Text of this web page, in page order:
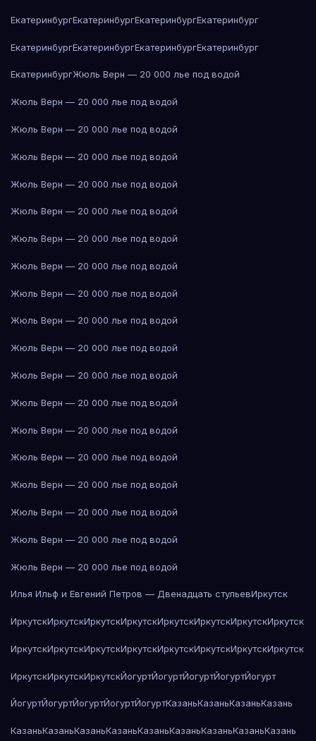
ЕкатеринбургЕкатеринбургЕкатеринбургЕкатеринбург
ЕкатеринбургЕкатеринбургЕкатеринбургЕкатеринбург
ЕкатеринбургЖюль Верн — 20 000 лье под водой
Жюль Верн — 20 000 лье под водой
Жюль Верн — 20 000 лье под водой
Жюль Верн — 20 000 лье под водой
Жюль Верн — 20 000 лье под водой
Жюль Верн — 20 000 лье под водой
Жюль Верн — 20 000 лье под водой
Жюль Верн — 20 000 лье под водой
Жюль Верн — 20 000 лье под водой
Жюль Верн — 20 000 лье под водой
Жюль Верн — 20 000 лье под водой
Жюль Верн — 20 000 лье под водой
Жюль Верн — 20 000 лье под водой
Жюль Верн — 20 000 лье под водой
Жюль Верн — 20 000 лье под водой
Жюль Верн — 20 000 лье под водой
Жюль Верн — 20 000 лье под водой
Жюль Верн — 20 000 лье под водой
Жюль Верн — 20 000 лье под водой
Илья Ильф и Евгений Петров — Двенадцать стульевИркутск
ИркутскИркутскИркутскИркутскИркутскИркутскИркутскИркутск
ИркутскИркутскИркутскИркутскИркутскИркутскИркутскИркутск
ИркутскИркутскИркутскЙогуртЙогуртЙогуртЙогуртЙогурт
ЙогуртЙогуртЙогуртЙогуртЙогуртКазаньКазаньКазаньКазань
КазаньКазаньКазаньКазаньКазаньКазаньКазаньКазаньКазань